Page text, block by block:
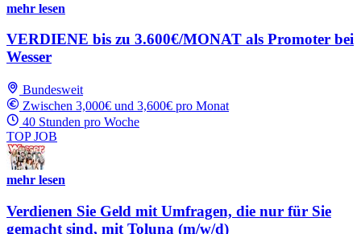
mehr lesen
VERDIENE bis zu 3.600€/MONAT als Promoter bei
Wesser
Bundesweit
Zwischen 3,000€ und 3,600€ pro Monat
40 Stunden pro Woche
TOP JOB
mehr lesen
Verdienen Sie Geld mit Umfragen, die nur für Sie
gemacht sind, mit Toluna (m/w/d)